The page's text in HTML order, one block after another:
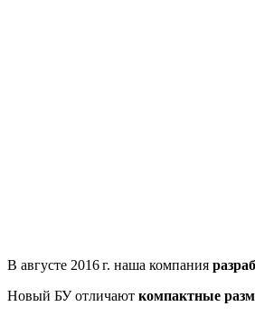
В августе 2016 г. наша компания
Новый БУ отличают компактные